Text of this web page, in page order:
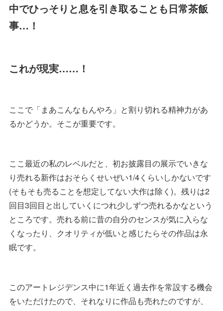
中でひっそりと息を引き取ることも日常茶飯
事…！
これが現実……！
ここで「まあこんなもんやろ」と割り切れる精神力があ
るかどうか。そこが重要です。
ここ最近の私のレベルだと、初お披露目の展示でいきな
り売れる新作はおそらくせいぜい1/4くらいしかないです
(そもそも売ることを想定してない大作は除く)。残りは2
回目3回目と出していくにつれ少しずつ売れるかなという
ところです。売れる前に昔の自分のセンスが気に入らな
くなったり、クオリティが低いと感じたらその作品は永
眠です。
このアートレジデンス中に1年近く過去作を常設する機会
をいただけたので、それなりに作品も売れたのですが、